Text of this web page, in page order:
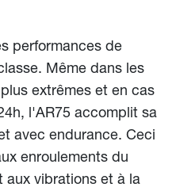
performances de
Même dans les
extrêmes et en cas
l'AR75 accomplit sa
avec endurance. Ceci
enroulements du
aux vibrations et à la